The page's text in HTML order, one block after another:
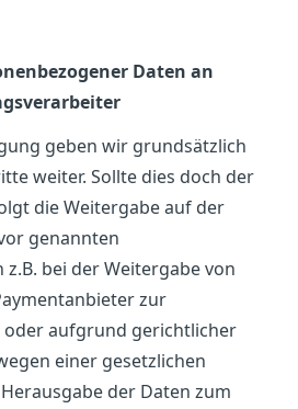
Daten an
geben wir grundsätzlich
weiter. Sollte dies doch der
die Weitergabe auf der
genannten
bei der Weitergabe von
zur
aufgrund gerichtlicher
einer gesetzlichen
der Daten zum